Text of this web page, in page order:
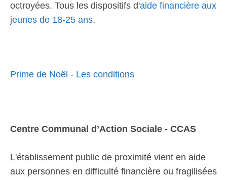
octroyées. Tous les dispositifs d'aide financière aux
jeunes de 18-25 ans.
Prime de Noël - Les conditions
Centre Communal d’Action Sociale - CCAS
L'établissement public de proximité vient en aide
aux personnes en difficulté financière ou fragilisées